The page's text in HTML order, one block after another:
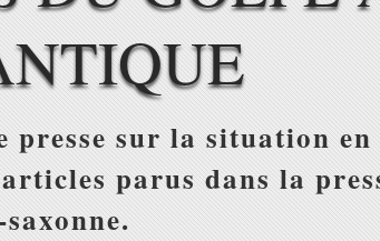
presse sur la situation
parus dans la